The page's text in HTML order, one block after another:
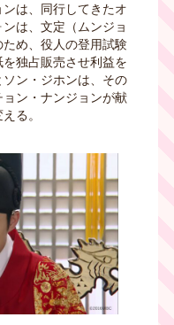
は、同行してきたオ
は、文定（ムンジョ
め、役人の登用試験
独占販売させ利益を
ン・ジホンは、その
ン・ナンジョンが献
る。